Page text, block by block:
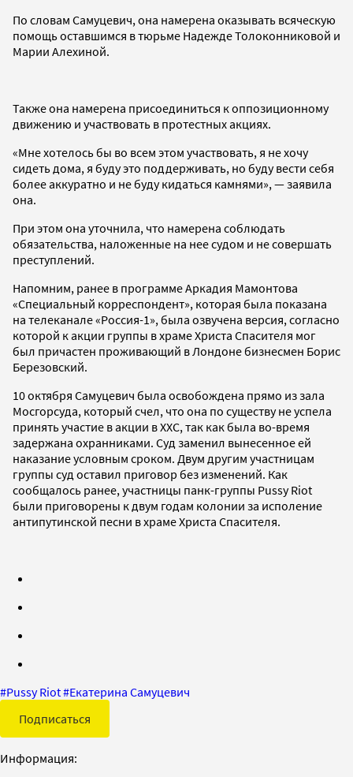
По словам Самуцевич, она намерена оказывать всяческую
помощь оставшимся в тюрьме Надежде Толоконниковой и
Марии Алехиной.
Также она намерена присоединиться к оппозиционному
движению и участвовать в протестных акциях.
«Мне хотелось бы во всем этом участвовать, я не хочу
сидеть дома, я буду это поддерживать, но буду вести себя
более аккуратно и не буду кидаться камнями», — заявила
она.
При этом она уточнила, что намерена соблюдать
обязательства, наложенные на нее судом и не совершать
преступлений.
Напомним, ранее в программе Аркадия Мамонтова
«Специальный корреспондент», которая была показана
на телеканале «Россия-1», была озвучена версия, согласно
которой к акции группы в храме Христа Спасителя мог
был причастен проживающий в Лондоне бизнесмен Борис
Березовский.
10 октября Самуцевич была освобождена прямо из зала
Мосгорсуда, который счел, что она по существу не успела
принять участие в акции в ХХС, так как была во-время
задержана охранниками. Суд заменил вынесенное ей
наказание условным сроком. Двум другим участницам
группы суд оставил приговор без изменений. Как
сообщалось ранее, участницы панк-группы Pussy Riot
были приговорены к двум годам колонии за исполение
антипутинской песни в храме Христа Спасителя.
#Pussy Riot#Екатерина Самуцевич
Подписаться
Информация: